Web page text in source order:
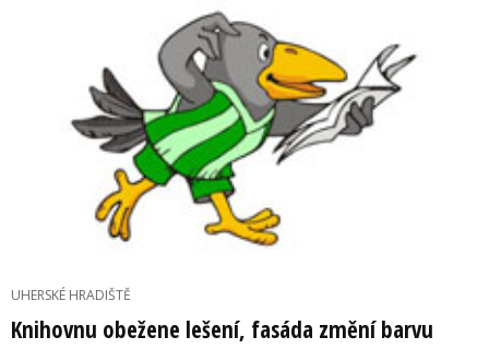
UHERSKÉ HRADIŠTĚ
Knihovnu obežene lešení, fasáda změní barvu